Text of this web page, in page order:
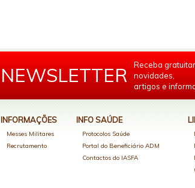
NEWSLETTER
Receba
novidades,
artigos e
INFORMAÇÕES
Messes Militares
Recrutamento
INFO SAÚDE
Protocolos Saúde
Portal do Beneficiário ADM
Contactos do IASFA